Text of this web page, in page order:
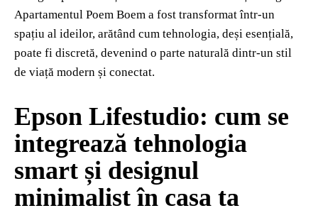
Apartamentul Poem Boem a fost transformat într-un
spațiu al ideilor, arătând cum tehnologia, deși esențială,
poate fi discretă, devenind o parte naturală dintr-un stil
de viață modern și conectat.
Epson Lifestudio: cum se
integrează tehnologia
smart și designul
minimalist în casa ta